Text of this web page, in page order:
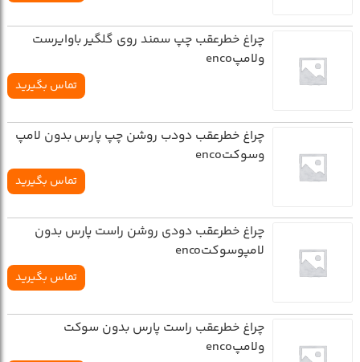
چراغ خطرعقب چپ سمند روي گلگير باوايرست
ولامپenco
تماس بگیرید
چراغ خطرعقب دودب روشن چپ پارس بدون لامپ
وسوکتenco
تماس بگیرید
چراغ خطرعقب دودي روشن راست پارس بدون
لامپوسوکتenco
تماس بگیرید
چراغ خطرعقب راست پارس بدون سوکت
ولامپenco